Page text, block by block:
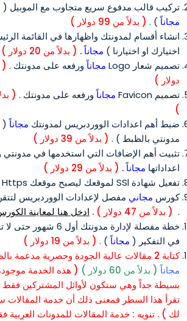
تركيب قالب مدفوع سريع متجاوب مع الموبيل
مجاناً) . ( بدلاً من 99 دولار )
انشاء أقسام لمدونتك واظهارها في القائمة
اختيارك او اختيارنا ) مجاناً . ( بدلاً من 20 دولار )
تصميم شعار Logo
مجاناًورفعه على مدونتك .
دولار )
تصميم Favicon
مجاناًورفعه على مدونتك .
)
ضبط أهم اعدادات الووردبريس لمدونتك مجاناً(
مدونتي بالظبط ) . ( بدلاً من 39 دولار )
تثبيت أهم الإضافات التي استخدمها في
اعداداتها مجاناً . ( بدلاً من 29 دولار )
تفعيل شهادة SSl لموقعك ليصبح موقعك Https .
كورس مجاني مفصل لإعدادات الووردبريس
. ( بدلاً من 47 دولار ) .
ادخل هنا لمعاينة
خطة مفصلة لإدارة مدونتك أول
في التفكير ( مجاناً) . ( بدلاً من 19 دولار )
كتابة 2 مقالات عالية الجودة وحصرية مدعمة بالصور لمدونتك
مجاناً ( بدلاً من 60 دولار )
( هذه الخدمة
بسيطة جداً وهي ستكون لأوائل المشتركين فقط
تقرأ هذا السطر فمعنى ذلك أن خدمة المقالات
لك ) . تنويه : خدمة المقالات للمدونات العربية